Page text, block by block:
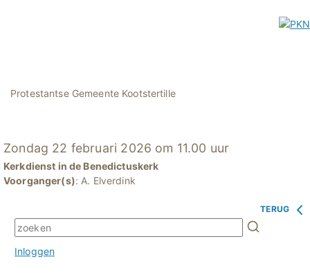
Protestantse Gemeente Kootstertille
Zondag 22 februari 2026 om 11.00 uur
Kerkdienst in de Benedictuskerk
Voorganger(s): A. Elverdink
TERUG
Inloggen